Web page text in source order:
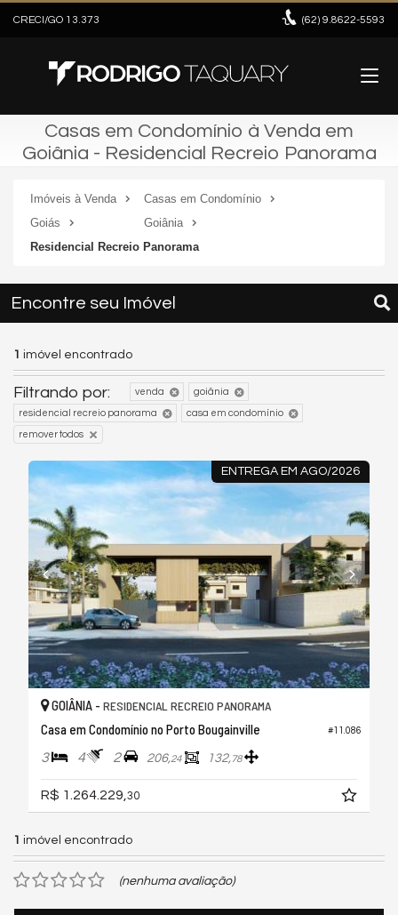
CRECI/GO 13.373 (62) 9.8622-5593
Casas em Condomínio à Venda em
Goiânia - Residencial Recreio Panorama
Imóveis à Venda
Casas em Condomínio
Goiás
Goiânia
Residencial Recreio Panorama
Encontre seu Imóvel
1 imóvel encontrado
Filtrando por: venda goiânia
residencial recreio panorama casa em condomínio
remover todos
ENTREGA EM AGO/2026
#11.086
GOIÂNIA - RESIDENCIAL RECREIO PANORAMA
Casa em Condomínio no Porto Bougainville
3 4 2 206,24 132,78
R$ 1.264.229, 30
1 imóvel encontrado
(nenhuma avaliação)